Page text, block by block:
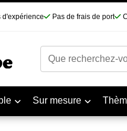
Pas de frais de port
Sur mesure